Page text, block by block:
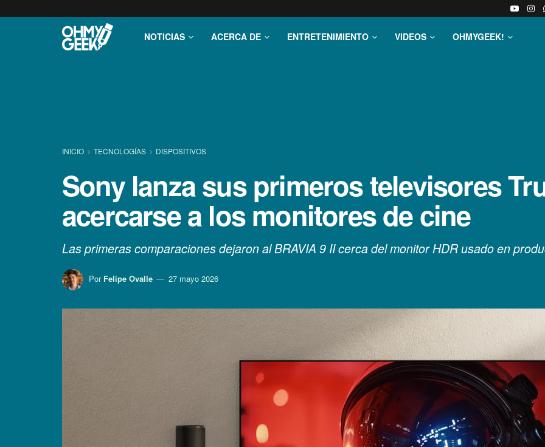
NOTICIAS ACERCA DE ENTRETENIMIENTO VIDEOS OHMYGEEK!
INICIO TECNOLOGÍ­AS DISPOSITIVOS
Sony lanza sus primeros televisores
acercarse a los monitores de cine
Las primeras comparaciones dejaron al BRAVIA 9 II cerca del monitor HDR usado en
Por Felipe Ovalle 27 mayo 2026